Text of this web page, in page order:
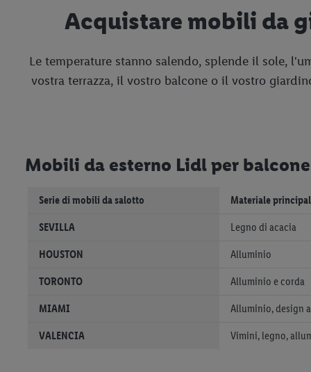
Acquistare mobili da
Le temperature stanno salendo, splende il sole,
vostra terrazza, il vostro balcone o il vostro
Mobili da esterno Lidl per
Serie di mobili da salotto Materiale
SEVILLA Legno di acacia
HOUSTON Alluminio
TORONTO Alluminio e corda
MIAMI Alluminio, design
VALENCIA Vimini, legno,